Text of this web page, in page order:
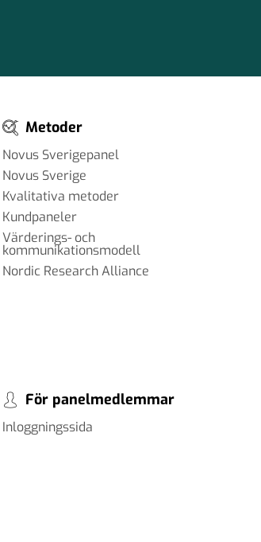
Metoder
Novus Sverigepanel
Novus Sverige
Kvalitativa metoder
Kundpaneler
Värderings- och
kommunikationsmodell
Nordic Research Alliance
För panelmedlemmar
Inloggningssida